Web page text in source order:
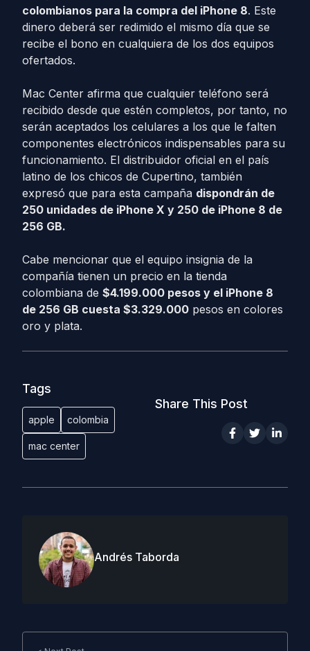
colombianos para la compra del iPhone 8. Este
dinero deberá ser redimido el mismo día que se
recibe el bono en cualquiera de los dos equipos
ofertados.
Mac Center afirma que cualquier teléfono será
recibido desde que estén completos, por tanto, no
serán aceptados los celulares a los que le falten
componentes electrónicos indispensables para su
funcionamiento. El distribuidor oficial en el país
latino de los chicos de Cupertino, también
expresó que para esta campaña dispondrán de
250 unidades de iPhone X y 250 de iPhone 8 de
256 GB.
Cabe mencionar que el equipo insignia de la
compañía tienen un precio en la tienda
colombiana de $4.199.000 pesos y el iPhone 8
de 256 GB cuesta $3.329.000 pesos en colores
oro y plata.
Tags
apple colombia
mac center
Share This Post
Andrés Taborda